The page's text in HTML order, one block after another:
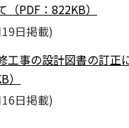
PDF：822KB）
⽇掲載)
工事の設計図書の訂正
⽇掲載)